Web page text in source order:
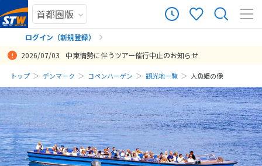
ログイン（新規登録）
まだ履歴がありません
まだ登録がありません
2026/07/03 中東情勢に伴うツアー催行中止のお知らせ
トップ デンマーク コペンハーゲン 観光地一覧 人魚姫の像